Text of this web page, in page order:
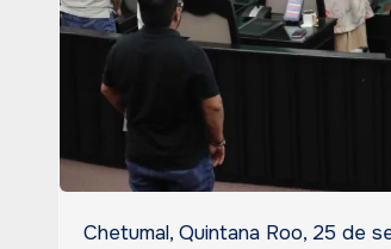
Chetumal, Quintana Roo, 25 de septiembre de 2025.- Las diputadas y diputados de la XVIII Legislatura aprobaron